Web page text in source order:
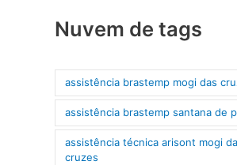
Nuvem de tags
assistência brastemp mogi das
assistência brastemp santana de
assistência técnica arisont mogi
cruzes